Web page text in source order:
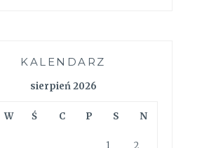
KALENDARZ
sierpień 2026
W Ś C P S N
1 2